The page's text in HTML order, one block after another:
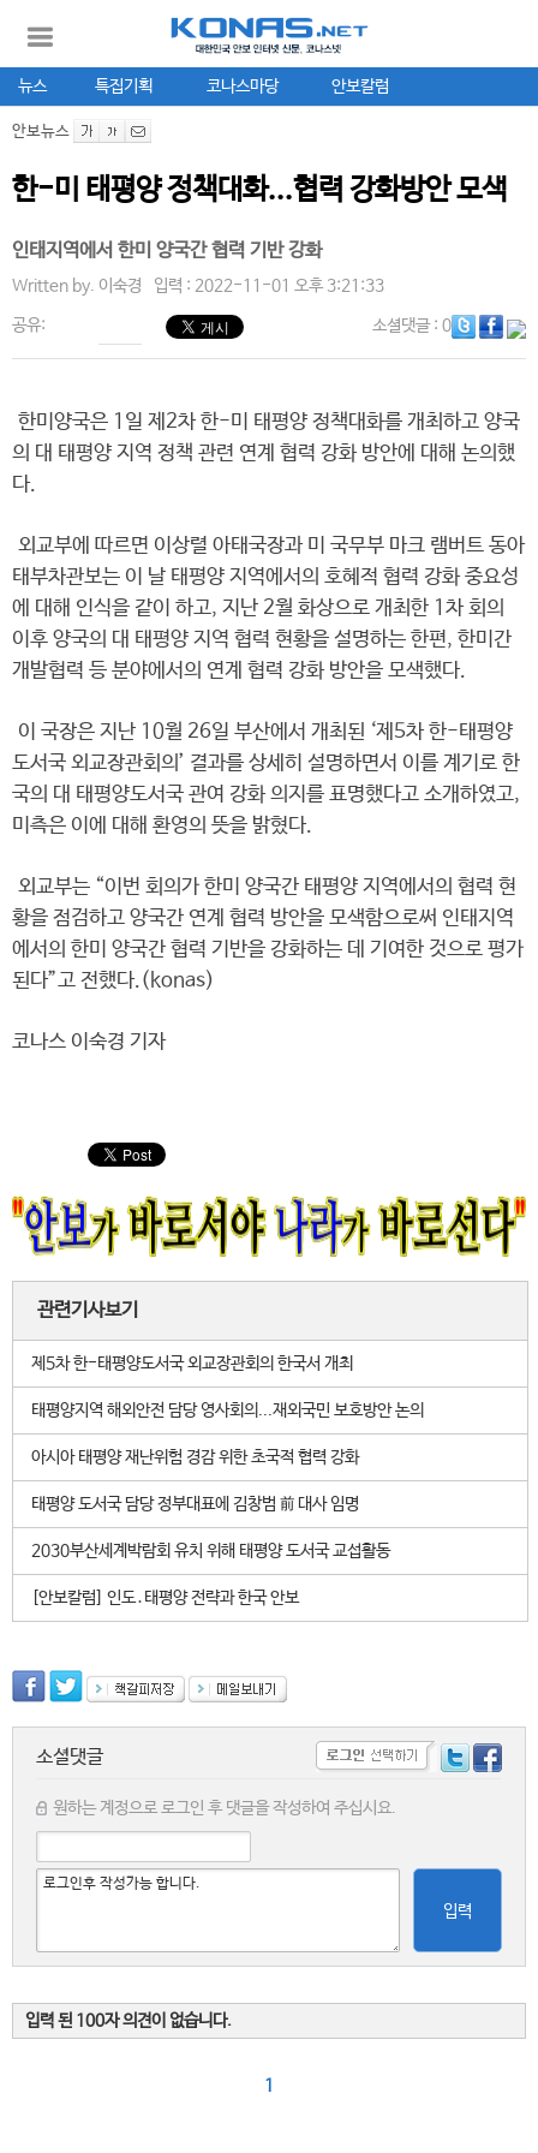
뉴스 특집기획 코나스마당 안보칼럼
안보뉴스
한-미 태평양 정책대화...협력 강화방안 모색
인태지역에서 한미 양국간 협력 기반 강화
Written by. 이숙경 입력 : 2022-11-01 오후 3:21:33
공유: 소셜댓글: 0
한미양국은 1일 제2차 한-미 태평양 정책대화를 개최하고 양국
의 대 태평양 지역 정책 관련 연계 협력 강화 방안에 대해 논의했
다.
외교부에 따르면 이상렬 아태국장과 미 국무부 마크 램버트 동아
태부차관보는 이 날 태평양 지역에서의 호혜적 협력 강화 중요성
에 대해 인식을 같이 하고, 지난 2월 화상으로 개최한 1차 회의
이후 양국의 대 태평양 지역 협력 현황을 설명하는 한편, 한미간
개발협력 등 분야에서의 연계 협력 강화 방안을 모색했다.
이 국장은 지난 10월 26일 부산에서 개최된 ‘제5차 한-태평양
도서국 외교장관회의’ 결과를 상세히 설명하면서 이를 계기로 한
국의 대 태평양도서국 관여 강화 의지를 표명했다고 소개하였고,
미측은 이에 대해 환영의 뜻을 밝혔다.
외교부는 “이번 회의가 한미 양국간 태평양 지역에서의 협력 현
황을 점검하고 양국간 연계 협력 방안을 모색함으로써 인태지역
에서의 한미 양국간 협력 기반을 강화하는 데 기여한 것으로 평가
된다”고 전했다.(konas)
코나스 이숙경 기자
관련기사보기
제5차 한-태평양도서국 외교장관회의 한국서 개최
태평양지역 해외안전 담당 영사회의...재외국민 보호방안 논의
아시아 태평양 재난위험 경감 위한 초국적 협력 강화
태평양 도서국 담당 정부대표에 김창범 前 대사 임명
2030부산세계박람회 유치 위해 태평양 도서국 교섭활동
[안보칼럼] 인도․태평양 전략과 한국 안보
소셜댓글
원하는 계정으로 로그인 후 댓글을 작성하여 주십시요.
입력
입력 된 100자 의견이 없습니다.
1